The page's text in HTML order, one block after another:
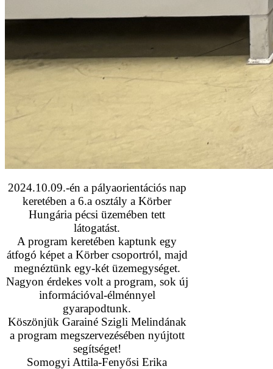
2024.10.09.-én a pályaorientációs nap
keretében a 6.a osztály a Körber
Hungária pécsi üzemében tett
látogatást.
A program keretében kaptunk egy
átfogó képet a Körber csoportról, majd
megnéztünk egy-két üzemegységet.
Nagyon érdekes volt a program, sok új
információval-élménnyel
gyarapodtunk.
Köszönjük Garainé Szigli Melindának
a program megszervezésében nyújtott
segítséget!
Somogyi Attila-Fenyősi Erika